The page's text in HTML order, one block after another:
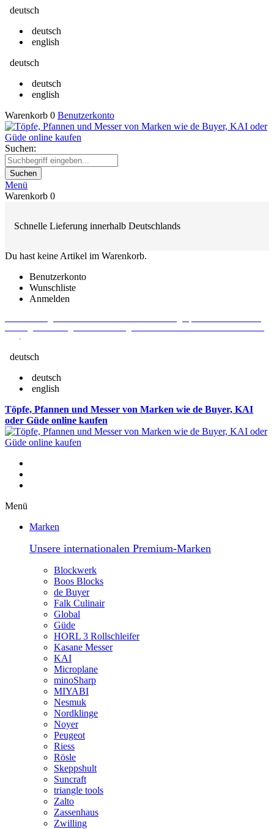
deutsch
deutsch
english
deutsch
deutsch
english
Warenkorb 0 Benutzerkonto
Suchen:
Suchen
Menü
Warenkorb 0
Schnelle Lieferung innerhalb Deutschlands
Du hast keine Artikel im Warenkorb.
Benutzerkonto
Wunschliste
Anmelden
.
deutsch
deutsch
english
Töpfe, Pfannen und Messer von Marken wie de Buyer, KAI
oder Güde online kaufen
Menü
Marken
Unsere internationalen Premium-Marken
Blockwerk
Boos Blocks
de Buyer
Falk Culinair
Global
Güde
HORL 3 Rollschleifer
Kasane Messer
KAI
Microplane
minoSharp
MIYABI
Nesmuk
Nordklinge
Noyer
Peugeot
Riess
Rösle
Skeppshult
Suncraft
triangle tools
Zalto
Zassenhaus
Zwilling